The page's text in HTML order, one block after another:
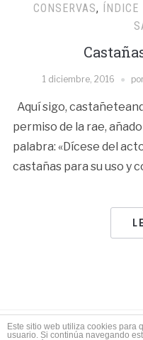
CONSERVAS, ÍNDICE
1 diciembre, 2016 por
Aquí sigo,
permiso de la rae,
palabra: «Dícese del
castañas para su uso y
FUNCIONA GRACIAS A
Este sitio web utiliza cookies para
usuario. Si continúa navegando